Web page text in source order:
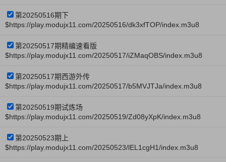
第20250516期下
$https://play.modujx11.com/20250516/dk3xfTOP/index.m3u8
第20250517期精编速看版
$https://play.modujx11.com/20250517/iZMaqOBS/index.m3u8
第20250517期西游外传
$https://play.modujx11.com/20250517/b5MVJTJa/index.m3u8
第20250519期试炼场
$https://play.modujx11.com/20250519/Zd08yXpK/index.m3u8
第20250523期上
$https://play.modujx11.com/20250523/lEL1cgH1/index.m3u8